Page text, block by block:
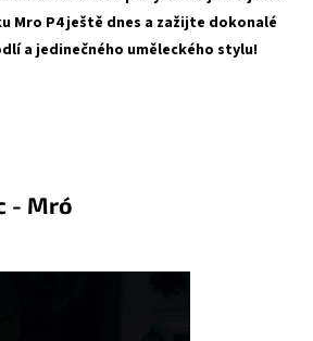
Mro P4 ještě dnes a zažijte dokonalé
a jedinečného uměleckého stylu!
Mró